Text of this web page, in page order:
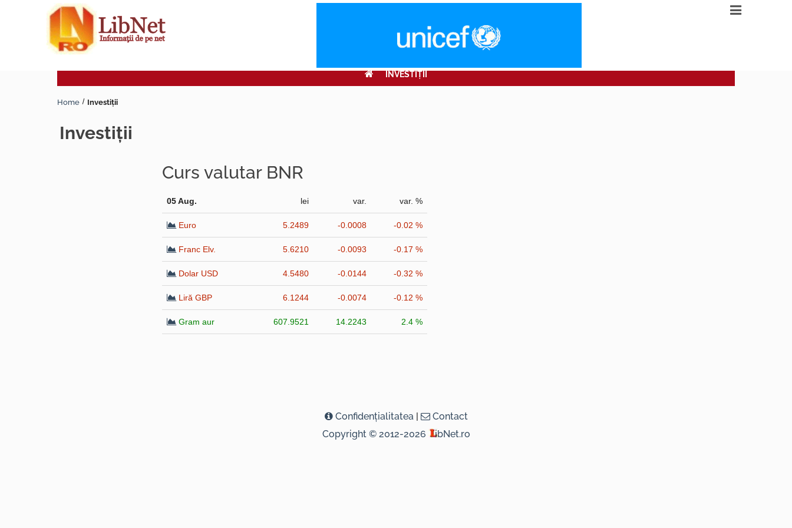
INVESTIŢII
Home Investiţii
investiţii
Curs valutar BNR
05 Aug. lei var. var. %
Euro 5.2489 -0.0008 -0.02 %
Franc Elv. 5.6210 -0.0093 -0.17 %
Dolar USD 4.5480 -0.0144 -0.32 %
Liră GBP 6.1244 -0.0074 -0.12 %
Gram aur 607.9521 14.2243 2.4 %
Confidenţialitatea |
Contact
Copyright © 2012-2026
ibNet.ro